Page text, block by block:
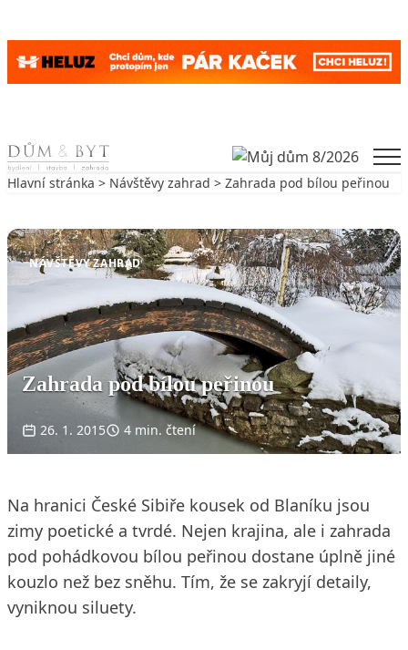
Skip to content
Hlavní stránka > Návštěvy zahrad > Zahrada pod bílou peřinou
NÁVŠTĚVY ZAHRAD
Zahrada pod bílou peřinou
26. 1. 2015 4 min. čtení
Na hranici České Sibiře kousek od Blaníku jsou
zimy poetické a tvrdé. Nejen krajina, ale i zahrada
pod pohádkovou bílou peřinou dostane úplně jiné
kouzlo než bez sněhu. Tím, že se zakryjí detaily,
vyniknou siluety.